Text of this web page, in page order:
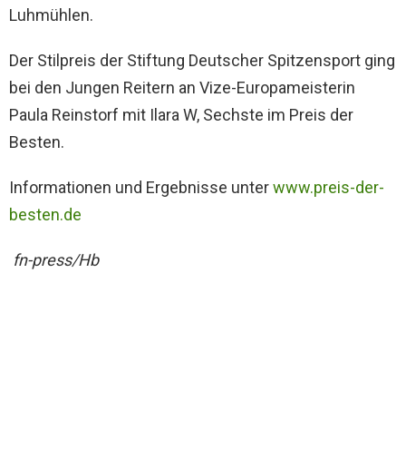
Luhmühlen.
Der Stilpreis der Stiftung Deutscher Spitzensport ging
bei den Jungen Reitern an Vize-Europameisterin
Paula Reinstorf mit Ilara W, Sechste im Preis der
Besten.
Informationen und Ergebnisse unterwww.preis-der-
besten.de
fn-press/Hb